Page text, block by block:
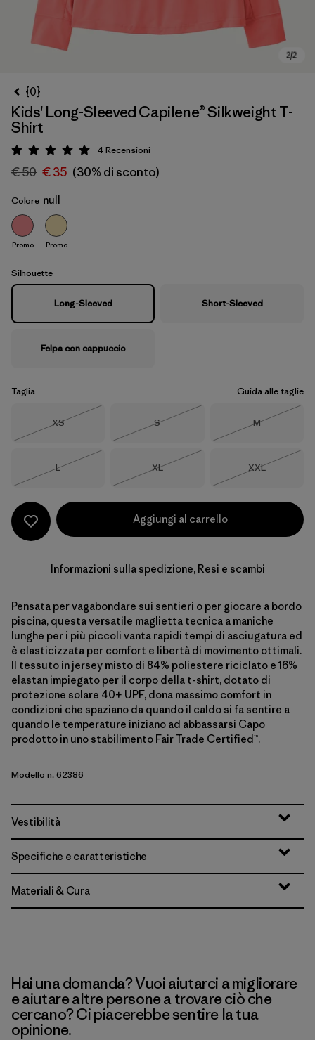
{0}
Kids' Long-Sleeved Capilene® Silkweight T-
Shirt
Valutazione: 5 / 5
4Recensioni
€ 50 € 35 (30% di sconto)
Colore null
Promo Promo
Silhouette
Long-Sleeved Short-Sleeved
Felpa con cappuccio
Taglia Guida alle taglie
Taglia
XS
Taglia
S
Taglia
M
Taglia
L
Taglia
XL
Taglia
XXL
Aggiungi al carrello
Informazioni sulla spedizione, Resi e scambi
Pensata per vagabondare sui sentieri o per giocare a bordo
piscina, questa versatile maglietta tecnica a maniche
lunghe per i più piccoli vanta rapidi tempi di asciugatura ed
è elasticizzata per comfort e libertà di movimento ottimali.
Il tessuto in jersey misto di 84% poliestere riciclato e 16%
elastan impiegato per il corpo della t-shirt, dotato di
protezione solare 40+ UPF, dona massimo comfort in
condizioni che spaziano da quando il caldo si fa sentire a
quando le temperature iniziano ad abbassarsi Capo
prodotto in uno stabilimento Fair Trade Certified™.
Modello n. 62386
Vestibilità
Specifiche e caratteristiche
Materiali & Cura
Hai una domanda? Vuoi aiutarci a migliorare
e aiutare altre persone a trovare ciò che
cercano? Ci piacerebbe sentire la tua
opinione.